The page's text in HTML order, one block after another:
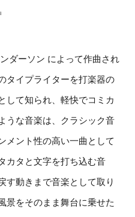
ダーソン によって作曲され
タイプライターを打楽器の
して知られ、軽快でコミカ
うな音楽は、クラシック音
メント性の高い一曲として
カタと文字を打ち込む音
す動きまで音楽として取り
景をそのまま舞台に乗せた